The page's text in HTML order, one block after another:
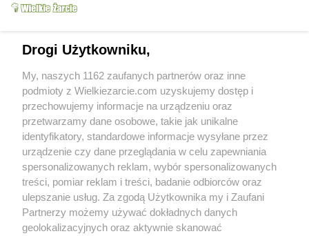
Drogi Użytkowniku,
My, naszych 1162 zaufanych partnerów oraz inne
podmioty z Wielkiezarcie.com uzyskujemy dostęp i
przechowujemy informacje na urządzeniu oraz
przetwarzamy dane osobowe, takie jak unikalne
identyfikatory, standardowe informacje wysyłane przez
urządzenie czy dane przeglądania w celu zapewniania
spersonalizowanych reklam, wybór spersonalizowanych
treści, pomiar reklam i treści, badanie odbiorców oraz
ulepszanie usług. Za zgodą Użytkownika my i Zaufani
Partnerzy możemy używać dokładnych danych
geolokalizacyjnych oraz aktywnie skanować